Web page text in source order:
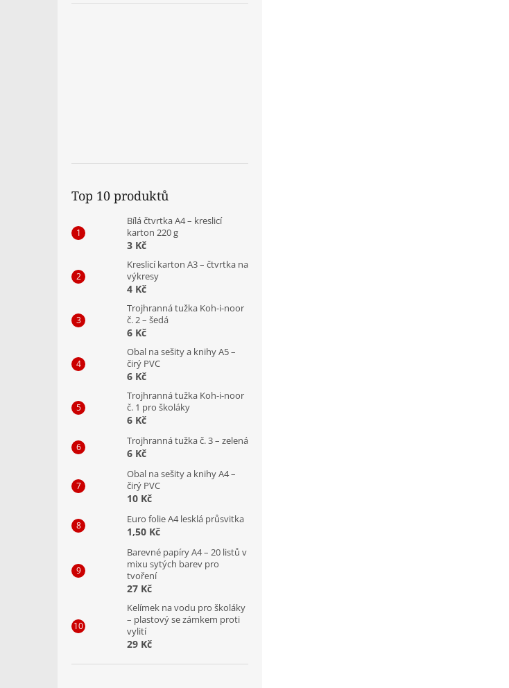
Top 10 produktů
Bílá čtvrtka A4 – kreslicí
karton 220 g
3 Kč
Kreslicí karton A3 – čtvrtka na
výkresy
4 Kč
Trojhranná tužka Koh-i-noor
č. 2 – šedá
6 Kč
Obal na sešity a knihy A5 –
čirý PVC
6 Kč
Trojhranná tužka Koh-i-noor
č. 1 pro školáky
6 Kč
Trojhranná tužka č. 3 – zelená
6 Kč
Obal na sešity a knihy A4 –
čirý PVC
10 Kč
Euro folie A4 lesklá průsvitka
1,50 Kč
Barevné papíry A4 – 20 listů v
mixu sytých barev pro
tvoření
27 Kč
Kelímek na vodu pro školáky
– plastový se zámkem proti
vylití
29 Kč